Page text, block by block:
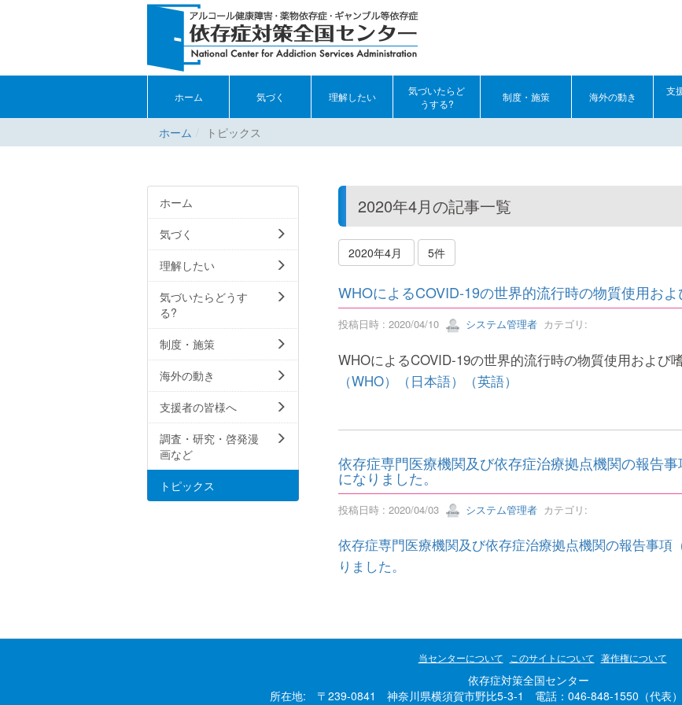
ホーム 気づく 理解したい
気づいたらど
うする?
制度・施策 海外の動き
支
ホーム トピックス
2020年4月の記事一覧
2020年4月 5件
WHOによるCOVID-19の世界的流行時の物質使用お
投稿日時 : 2020/04/10 システム管理者カテゴリ:
WHOによるCOVID-19の世界的流行時の物質使用および
（WHO）
（日本語） （英語）
依存症専門医療機関及び依存症治療拠点機関の報告
になりました。
投稿日時 : 2020/04/03 システム管理者カテゴリ:
依存症専門医療機関及び依存症治療拠点機関の報告事項
りました。
ホーム
気づく
理解したい
気づいたらどうす
る?
制度・施策
海外の動き
支援者の皆様へ
調査・研究・啓発漫
画など
トピックス
当センターについて このサイトについて 著作権について
依存症対策全国センター
所在地: 〒239-0841 神奈川県横須賀市野比5-3-1 電話：046-848-1550（代表